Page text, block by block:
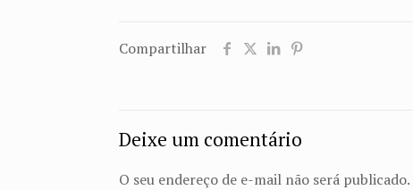
Compartilhar
Deixe um comentário
O seu endereço de e-mail não será publicado.